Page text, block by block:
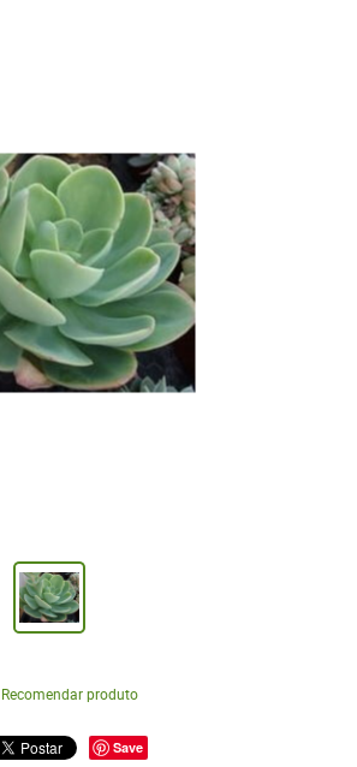
Recomendar produto
Save